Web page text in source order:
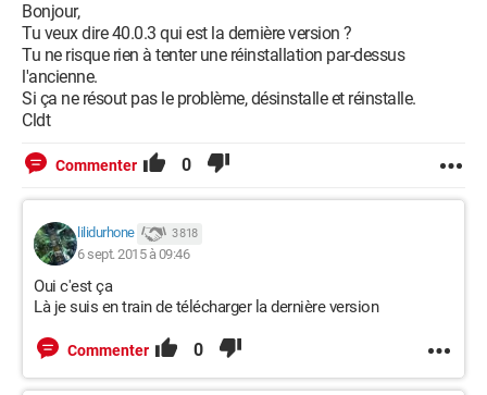
Bonjour,
Tu veux dire 40.0.3 qui est la dernière version ?
Tu ne risque rien à tenter une réinstallation par-dessus
l'ancienne.
Si ça ne résout pas le problème, désinstalle et réinstalle.
Cldt
Commenter 0
lilidurhone 3 818
6 sept. 2015 à 09:46
Oui c'est ça
Là je suis en train de télécharger la dernière version
Commenter 0